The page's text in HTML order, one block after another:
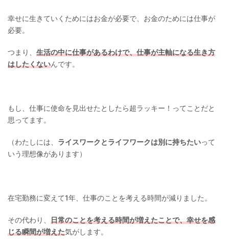
幸せに生きていくためにはお金が必要で、お金のためには仕事が
必要。
つまり、 生活の中に仕事があるわけで、仕事が主軸になる生き方
はしたくないんです。
もし、仕事に使命を見出せたとしたら超ラッキー！ってことだと
思ってます。
（わたしには、 ライスワークとライフワークは別に持ちたいって
いう理想像があります）
在宅勤務に変えて1年、仕事のことを考える時間が減りました。
その代わり、 日常のことを考える時間が増えたことで、幸せを感
じる瞬間が増えた気がします。